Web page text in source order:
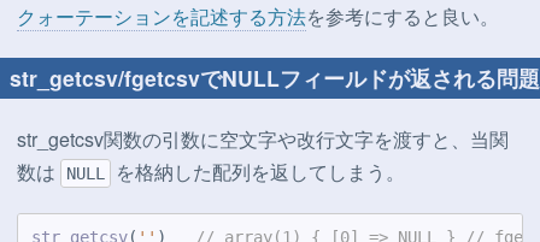
クォーテーションを記述する方法を参考にすると良い。
str_getcsv/fgetcsvでNULLフィールドが返される問題
str_getcsv関数の引数に空文字や改行文字を渡すと、当関
数は
NULL を格納した配列を返してしまう。
str_getcsv( '' )
// array(1) { [0] => NULL } // fgetcsv